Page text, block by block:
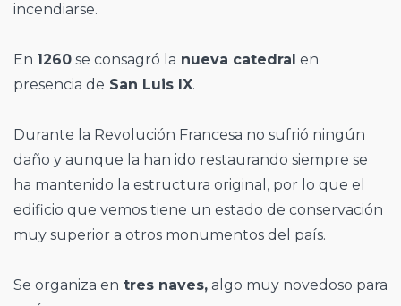
incendiarse.
En 1260 se consagró la nueva catedral en
presencia de San Luis IX.
Durante la Revolución Francesa no sufrió ningún
daño y aunque la han ido restaurando siempre se
ha mantenido la estructura original, por lo que el
edificio que vemos tiene un estado de conservación
muy superior a otros monumentos del país.
Se organiza en tres naves, algo muy novedoso para